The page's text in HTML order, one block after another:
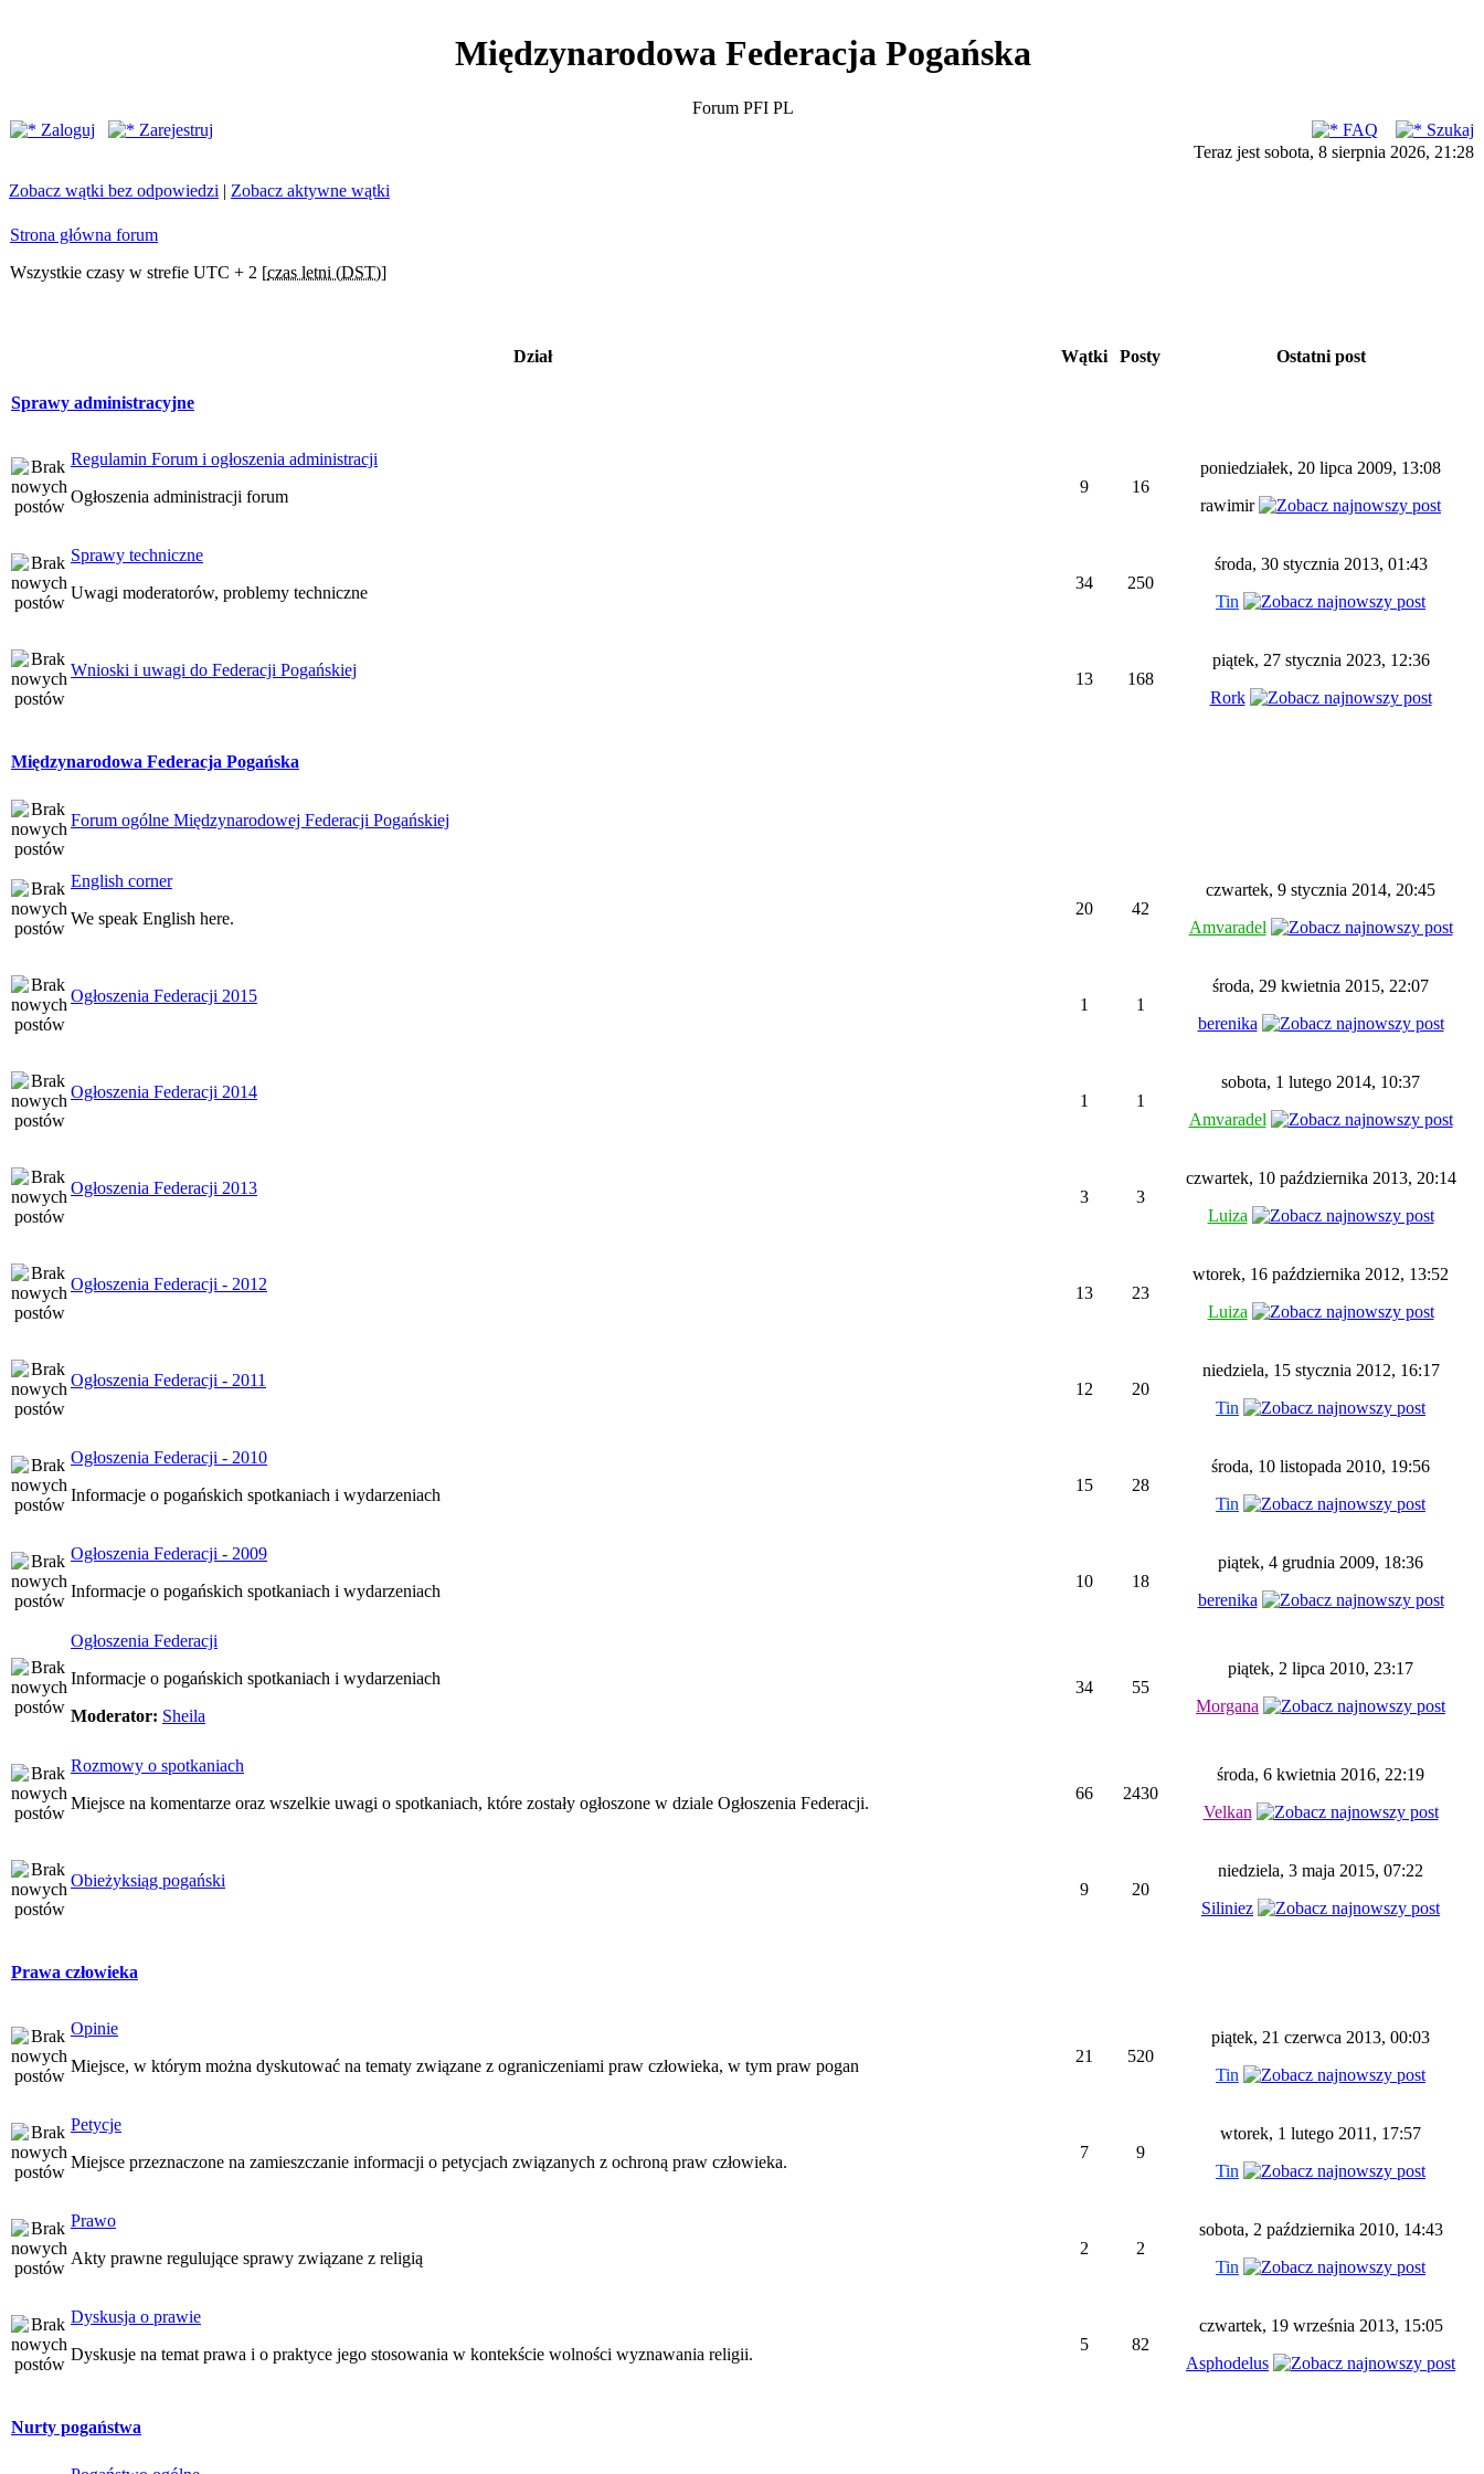
Międzynarodowa Federacja Pogańska
Forum PFI PL
Zaloguj
Zarejestruj FAQ
Szukaj
Teraz jest sobota, 8 sierpnia 2026, 21:28
Zobacz wątki bez odpowiedzi | Zobacz aktywne wątki
Strona główna forum
Wszystkie czasy w strefie UTC + 2 [czas letni (DST)]
Dział Wątki Posty Ostatni post
Sprawy administracyjne
Regulamin Forum i ogłoszenia administracji
Ogłoszenia administracji forum
9 16
poniedziałek, 20 lipca 2009, 13:08
rawimir
Sprawy techniczne
Uwagi moderatorów, problemy techniczne
34 250
środa, 30 stycznia 2013, 01:43
Tin
Wnioski i uwagi do Federacji Pogańskiej 13 168
piątek, 27 stycznia 2023, 12:36
Rork
Międzynarodowa Federacja Pogańska
Forum ogólne Międzynarodowej Federacji Pogańskiej
English corner
We speak English here.
20 42
czwartek, 9 stycznia 2014, 20:45
Amvaradel
Ogłoszenia Federacji 2015 1 1
środa, 29 kwietnia 2015, 22:07
berenika
Ogłoszenia Federacji 2014 1 1
sobota, 1 lutego 2014, 10:37
Amvaradel
Ogłoszenia Federacji 2013 3 3
czwartek, 10 października 2013, 20:14
Luiza
Ogłoszenia Federacji - 2012 13 23
wtorek, 16 października 2012, 13:52
Luiza
Ogłoszenia Federacji - 2011 12 20
niedziela, 15 stycznia 2012, 16:17
Tin
Ogłoszenia Federacji - 2010
Informacje o pogańskich spotkaniach i wydarzeniach
15 28
środa, 10 listopada 2010, 19:56
Tin
Ogłoszenia Federacji - 2009
Informacje o pogańskich spotkaniach i wydarzeniach
10 18
piątek, 4 grudnia 2009, 18:36
berenika
Ogłoszenia Federacji
Informacje o pogańskich spotkaniach i wydarzeniach
Moderator: Sheila
34 55
piątek, 2 lipca 2010, 23:17
Morgana
Rozmowy o spotkaniach
Miejsce na komentarze oraz wszelkie uwagi o spotkaniach, które zostały ogłoszone w dziale Ogłoszenia Federacji.
66 2430
środa, 6 kwietnia 2016, 22:19
Velkan
Obieżyksiąg pogański 9 20
niedziela, 3 maja 2015, 07:22
Siliniez
Prawa człowieka
Opinie
Miejsce, w którym można dyskutować na tematy związane z ograniczeniami praw człowieka, w tym praw pogan
21 520
piątek, 21 czerwca 2013, 00:03
Tin
Petycje
Miejsce przeznaczone na zamieszczanie informacji o petycjach związanych z ochroną praw człowieka.
7 9
wtorek, 1 lutego 2011, 17:57
Tin
Prawo
Akty prawne regulujące sprawy związane z religią
2 2
sobota, 2 października 2010, 14:43
Tin
Dyskusja o prawie
Dyskusje na temat prawa i o praktyce jego stosowania w kontekście wolności wyznawania religii.
5 82
czwartek, 19 września 2013, 15:05
Asphodelus
Nurty pogaństwa